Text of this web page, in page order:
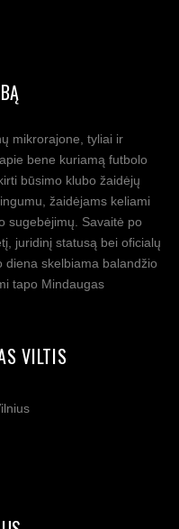
mikrorajone, tyliai ir
bene kuriamą futbolo
būsimo klubo žaidėjų
žaidėjams keliami
sugebėjimų. Savaitė po
juridinį statusą bei oficialų
diena skelbiama balandžio
tapo Mindaugas
VILTIS